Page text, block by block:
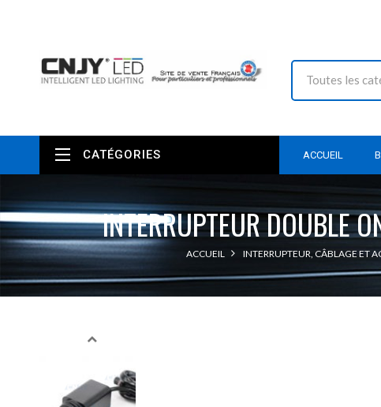
ACCUEIL
CATÉGORIES
INTERRUPTEUR DOUBLE
ACCUEIL INTERRUPTEUR, CÂBLAGE ET